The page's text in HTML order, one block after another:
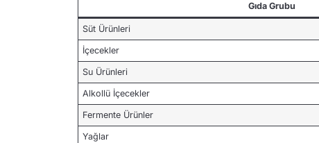
Gıda Grubu
Süt Ürünleri
İçecekler
Su Ürünleri
Alkollü İçecekler
Fermente Ürünler
Yağlar